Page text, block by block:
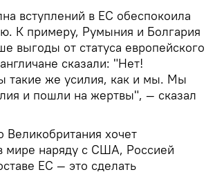
вступлений в ЕС обеспокоила
К примеру, Румыния и Болгария
выгоды от статуса европейского
сказали: "Нет!
такие же усилия, как и мы. Мы
и пошли на жертвы", — сказал
Великобритания хочет
мире наряду с США, Россией
ЕС — это сделать